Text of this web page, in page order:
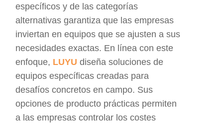
específicos y de las categorías
alternativas garantiza que las empresas
inviertan en equipos que se ajusten a sus
necesidades exactas. En línea con este
enfoque, LUYU diseña soluciones de
equipos específicas creadas para
desafíos concretos en campo. Sus
opciones de producto prácticas permiten
a las empresas controlar los costes